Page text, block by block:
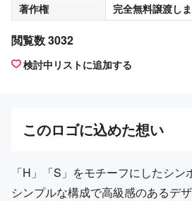
著作権
完全無料譲渡し
閲覧数 3032
検討中リストに追加する
このロゴに込めた想い
「H」「S」をモチーフにしたシン
シンプルな構成で高級感のあるデザ